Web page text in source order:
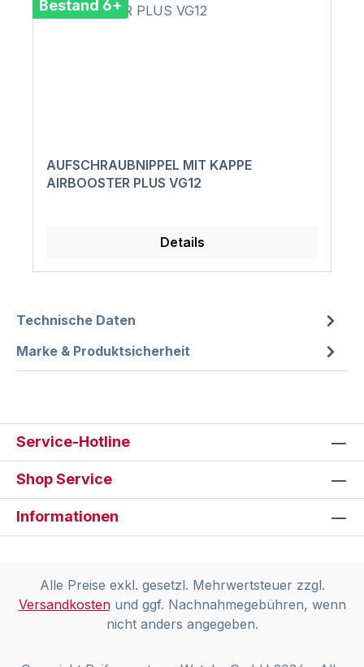
Bestand 6+
AUFSCHRAUBNIPPEL MIT KAPPE
AIRBOOSTER PLUS VG12
Details
Technische Daten
Marke & Produktsicherheit
Service-Hotline
Shop Service
Informationen
Alle Preise exkl. gesetzl. Mehrwertsteuer zzgl.
Versandkostenund ggf. Nachnahmegebühren, wenn
nicht anders angegeben.